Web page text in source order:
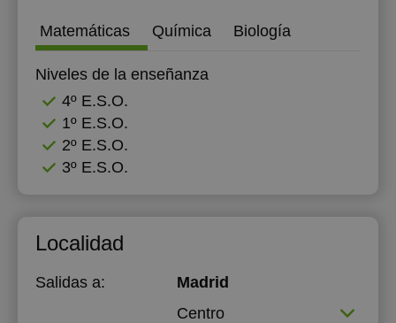
Matemáticas Química Biología
Niveles de la enseñanza
4º E.S.O.
1º E.S.O.
2º E.S.O.
3º E.S.O.
Localidad
Salidas a:
Madrid
Centro